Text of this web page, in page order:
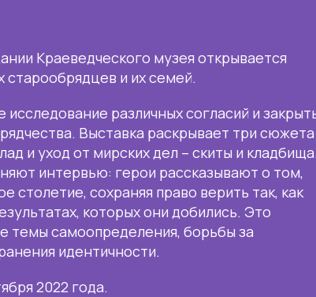
Краеведческого музея открывается
и их семей.
различных согласий и
Выставка раскрывает три сюжета
и уход от мирских дел – скиты и
интервью: герои рассказывают о том,
столетие, сохраняя право верить так, как
которых они добились. Это
темы самоопределения, борьбы за
идентичности.
2022 года.